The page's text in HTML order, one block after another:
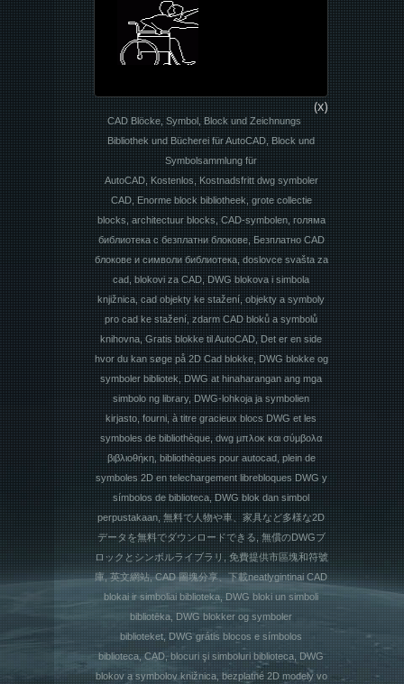
(x)
CAD Blöcke, Symbol, Block und Zeichnungs
Bibliothek und Bücherei für AutoCAD, Block und
Symbolsammlung für
AutoCAD, Kostenlos, Kostnadsfritt dwg symboler
CAD, Enorme block bibliotheek, grote collectie
blocks, architectuur blocks, CAD-symbolen, голяма
библиотека с безплатни блокове, Безплатно CAD
блокове и символи библиотека, doslovce svašta za
cad, blokovi za CAD, DWG blokova i simbola
knjižnica, cad objekty ke stažení, objekty a symboly
pro cad ke stažení, zdarm CAD bloků a symbolů
knihovna, Gratis blokke til AutoCAD, Det er en side
hvor du kan søge på 2D Cad blokke, DWG blokke og
symboler bibliotek, DWG at hinaharangan ang mga
simbolo ng library, DWG-lohkoja ja symbolien
kirjasto, fourni, à titre gracieux blocs DWG et les
symboles de bibliothèque, dwg μπλοκ και σύμβολα
βιβλιοθήκη, bibliothèques pour autocad, plein de
symboles 2D en telechargement librebloques DWG y
símbolos de biblioteca, DWG blok dan simbol
perpustakaan, 無料で人物や車、家具など多様な2D
データを無料でダウンロードできる, 無償のDWGブ
ロックとシンボルライブラリ, 免費提供市區塊和符號
庫, 英文網站, CAD 圖塊分享、下載neatlygintinai CAD
blokai ir simboliai biblioteka, DWG bloki un simboli
bibliotēka, DWG blokker og symboler
biblioteket, DWG grátis blocos e símbolos
biblioteca, CAD, blocuri şi simboluri biblioteca, DWG
blokov a symbolov knižnica, bezplatné 2D modely vo